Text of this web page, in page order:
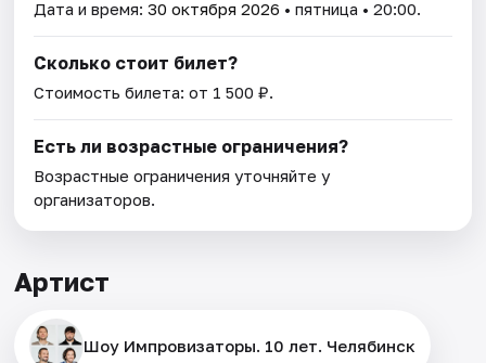
Дата и время:30 октября 2026 • пятница • 20:00.
Сколько стоит билет?
Стоимость билета: от 1 500 ₽.
Есть ли возрастные ограничения?
Возрастные ограничения уточняйте у
организаторов.
Артист
Шоу Импровизаторы. 10 лет. Челябинск